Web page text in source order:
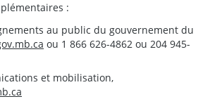
:
au public du gouvernement du
ou 1 866 626-4862 ou 204 945-
et mobilisation,